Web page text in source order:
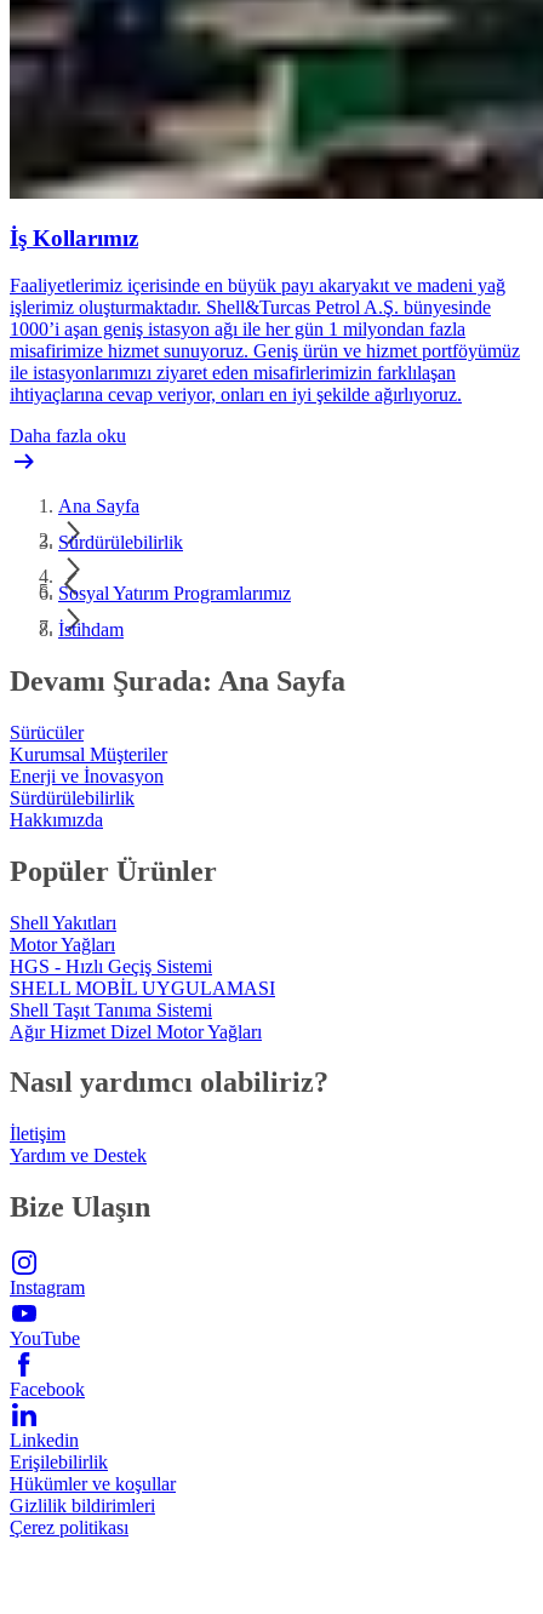
İş Kollarımız
Faaliyetlerimiz içerisinde en büyük payı akaryakıt ve madeni yağ
işlerimiz oluşturmaktadır. Shell&Turcas Petrol A.Ş. bünyesinde
1000’i aşan geniş istasyon ağı ile her gün 1 milyondan fazla
misafirimize hizmet sunuyoruz. Geniş ürün ve hizmet portföyümüz
ile istasyonlarımızı ziyaret eden misafirlerimizin farklılaşan
ihtiyaçlarına cevap veriyor, onları en iyi şekilde ağırlıyoruz.
Daha fazla oku
Ana Sayfa
Sürdürülebilirlik
Sosyal Yatırım Programlarımız
İstihdam
Devamı Şurada: Ana Sayfa
Sürücüler
Kurumsal Müşteriler
Enerji ve İnovasyon
Sürdürülebilirlik
Hakkımızda
Popüler Ürünler
Shell Yakıtları
Motor Yağları
HGS - Hızlı Geçiş Sistemi
SHELL MOBİL UYGULAMASI
Shell Taşıt Tanıma Sistemi
Ağır Hizmet Dizel Motor Yağları
Nasıl yardımcı olabiliriz?
İletişim
Yardım ve Destek
Bize Ulaşın
Instagram
YouTube
Facebook
Linkedin
Erişilebilirlik
Hükümler ve koşullar
Gizlilik bildirimleri
Çerez politikası